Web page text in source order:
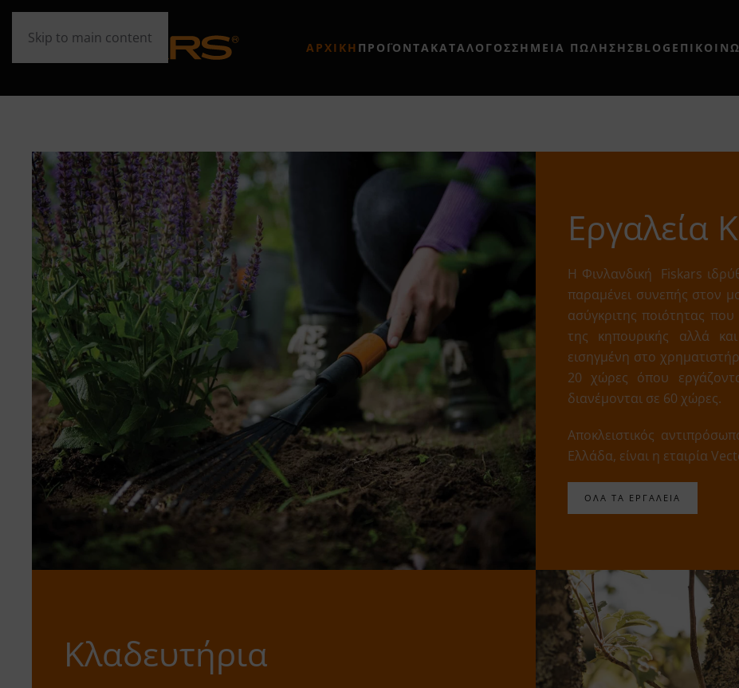
Skip to main content
ΑΡΧΙΚΗ ΠΡΟΪΟΝΤΑΚΑΤΑΛΟΓΟΣΣΗΜΕΊΑ ΠΏΛΗΣΗΣBLOG
Εργαλεία
Η Φινλανδική Fiskars
παραμένει συνεπής στον
ασύγκριτης ποιότητας
της κηπουρικής αλλά
εισηγμένη στο
20 χώρες όπου
διανέμονται σε 60 χώρες.
Αποκλειστικός
Ελλάδα, είναι η εταιρία
ΟΛΑ ΤΑ ΕΡΓΑΛΕΙΑ
Κλαδευτήρια